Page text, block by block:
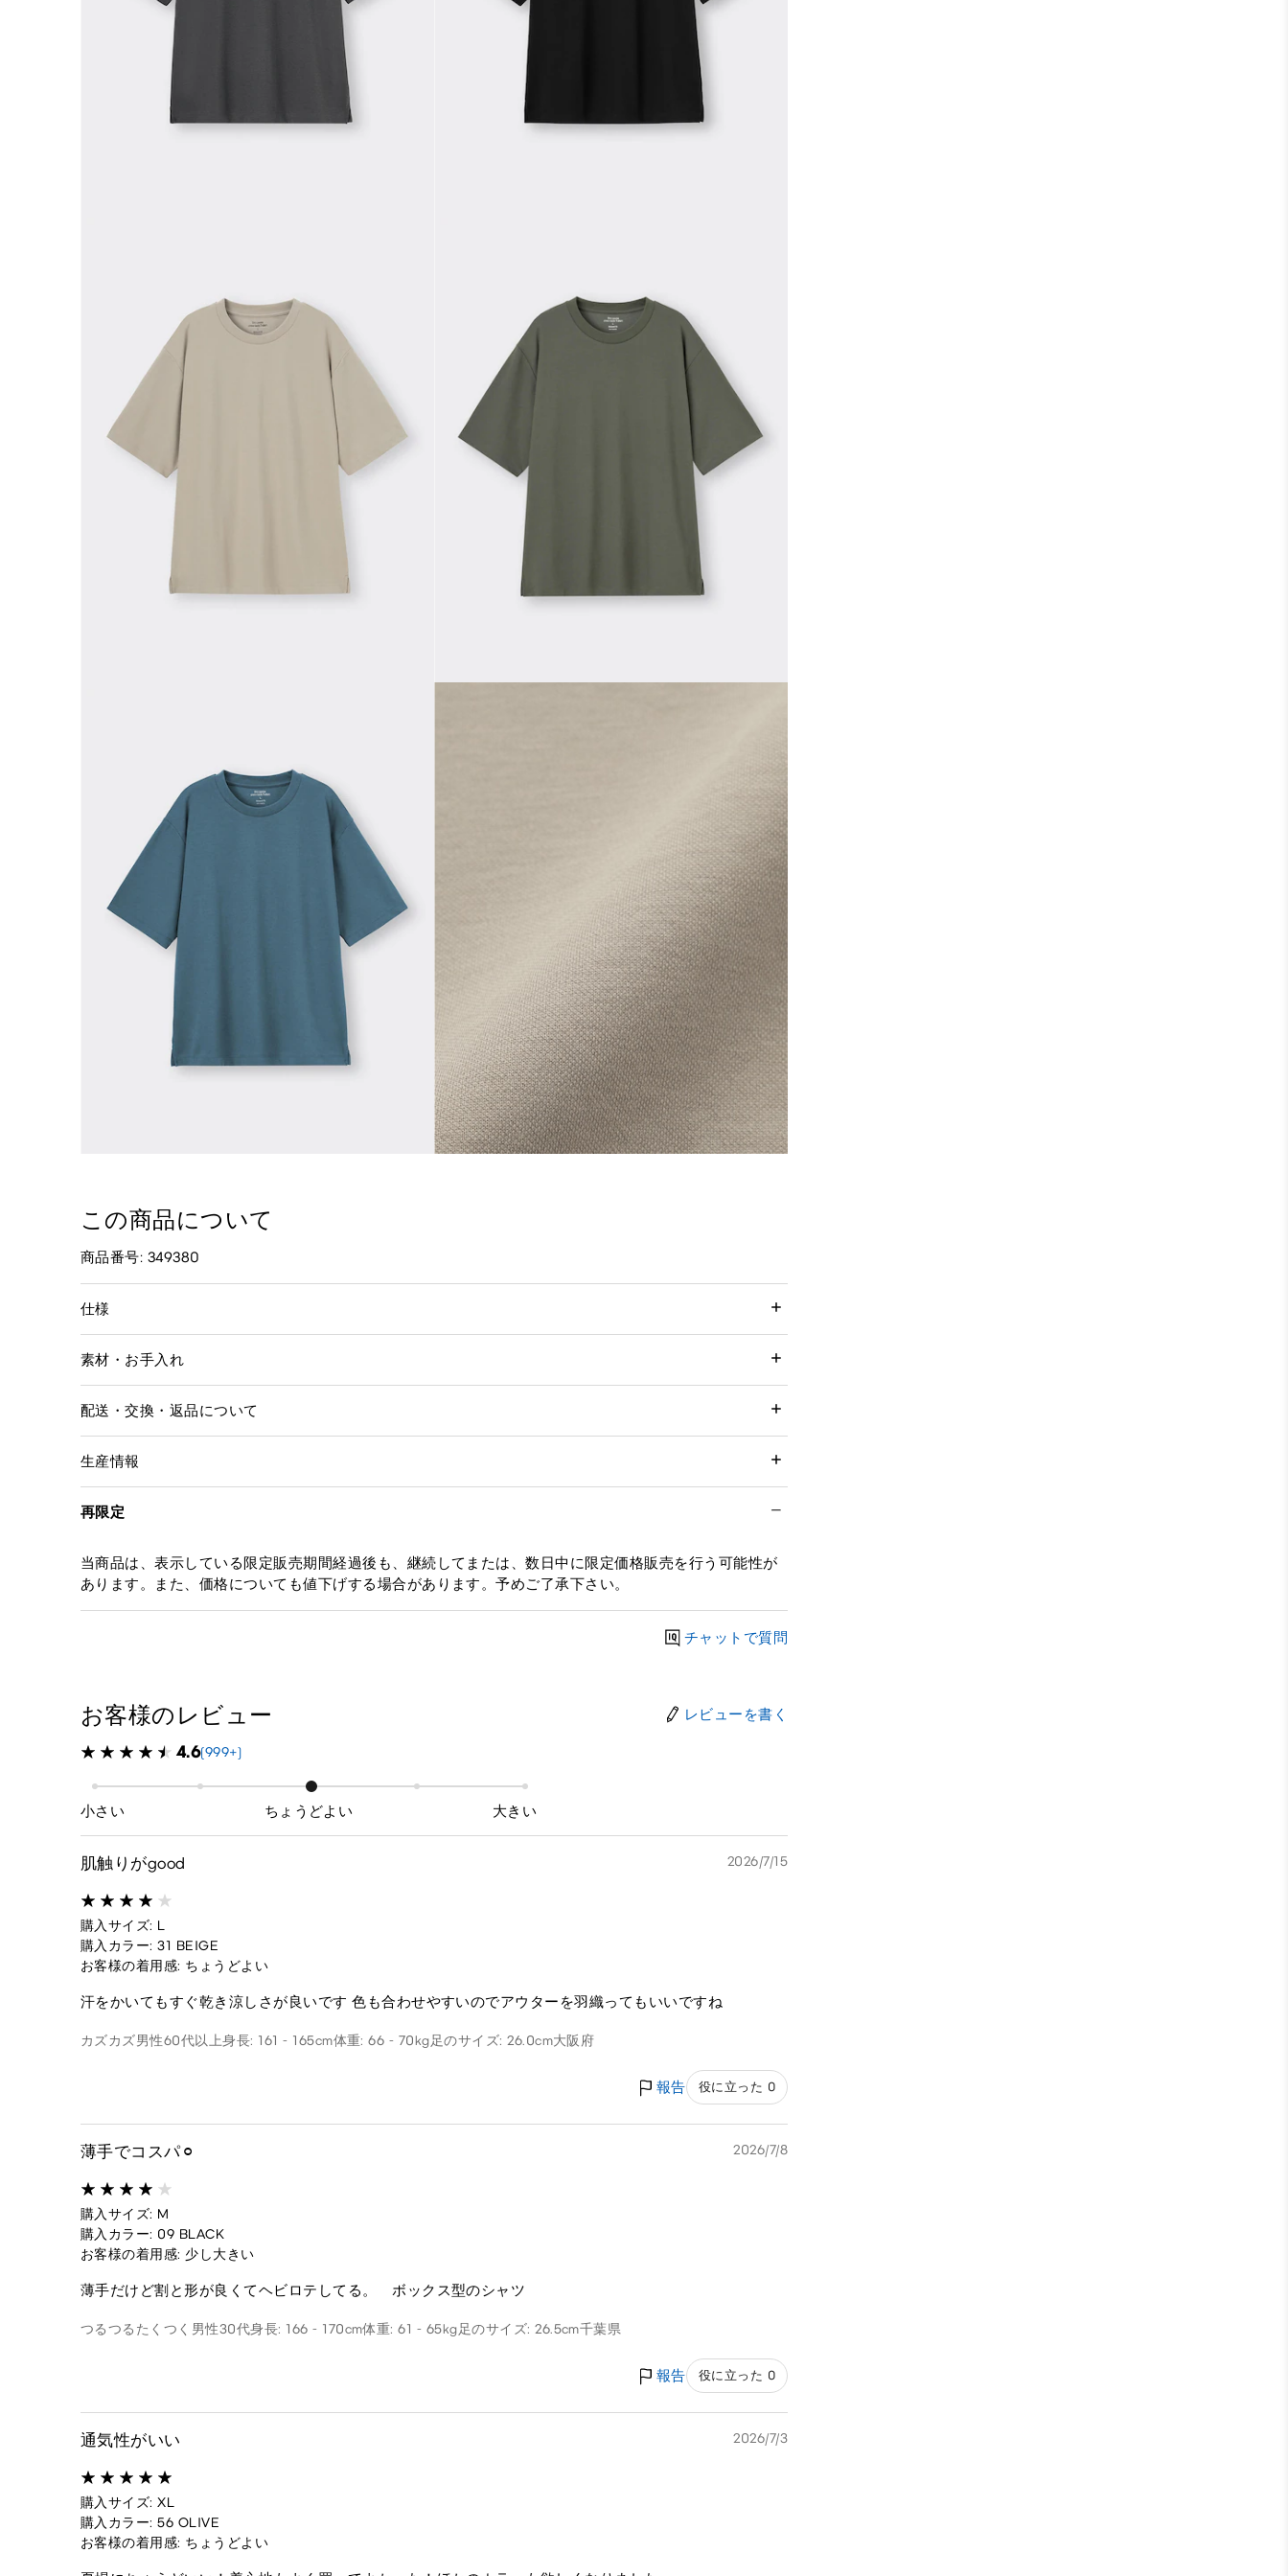
この商品について
商品番号: 349380
仕様
素材・お手入れ
配送・交換・返品について
生産情報
再限定
当商品は、表示している限定販売期間経過後も、継続してまたは、数日中に限定価格販売を行う可能性が
あります。また、価格についても値下げする場合があります。予めご了承下さい。
チャットで質問
お客様のレビュー レビューを書く
4.6(999+)
小さい ちょうどよい 大きい
肌触りがgood 2026/7/15
購入サイズ: L
購入カラー: 31 BEIGE
お客様の着用感: ちょうどよい
汗をかいてもすぐ乾き涼しさが良いです 色も合わせやすいのでアウターを羽織ってもいいですね
カズカズ男性60代以上身長: 161 - 165cm体重: 66 - 70kg足のサイズ: 26.0cm大阪府
報告 役に立った 0
薄手でコスパ⚪︎ 2026/7/8
購入サイズ: M
購入カラー: 09 BLACK
お客様の着用感: 少し大きい
薄手だけど割と形が良くてヘビロテしてる。 ボックス型のシャツ
つるつるたくつく 男性30代身長: 166 - 170cm体重: 61 - 65kg足のサイズ: 26.5cm千葉県
報告 役に立った 0
通気性がいい 2026/7/3
購入サイズ: XL
購入カラー: 56 OLIVE
お客様の着用感: ちょうどよい